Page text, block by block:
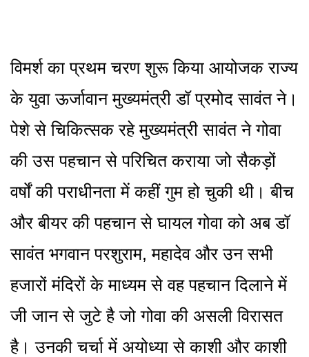
विमर्श का प्रथम चरण शुरू किया आयोजक राज्य
के युवा ऊर्जावान मुख्यमंत्री डॉ प्रमोद सावंत ने।
पेशे से चिकित्सक रहे मुख्यमंत्री सावंत ने गोवा
की उस पहचान से परिचित कराया जो सैकड़ों
वर्षों की पराधीनता में कहीं गुम हो चुकी थी। बीच
और बीयर की पहचान से घायल गोवा को अब डॉ
सावंत भगवान परशुराम, महादेव और उन सभी
हजारों मंदिरों के माध्यम से वह पहचान दिलाने में
जी जान से जुटे है जो गोवा की असली विरासत
है। उनकी चर्चा में अयोध्या से काशी और काशी